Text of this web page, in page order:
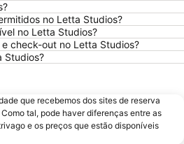
no Letta Studios?
no Letta Studios?
check-out no Letta Studios?
Studios?
que recebemos dos sites de reserva
tal, pode haver diferenças entre as
e os preços que estão disponíveis